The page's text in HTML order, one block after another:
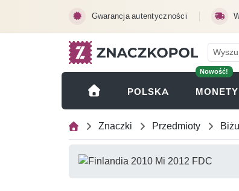
Gwarancja autentyczności
POLSKA
Nowość!
MONETY
Znaczki Przedmioty